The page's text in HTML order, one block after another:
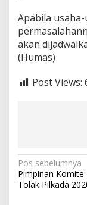
Apabila
akan
(Humas)
Post Views:
N
a
Pos sebelumnya
Pimpinan Komite
Tolak Pilkada